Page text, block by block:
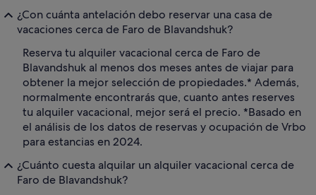
¿Con cuánta antelación debo reservar una casa de
vacaciones cerca de Faro de Blavandshuk?
Reserva tu alquiler vacacional cerca de Faro de
Blavandshuk al menos dos meses antes de viajar para
obtener la mejor selección de propiedades.* Además,
normalmente encontrarás que, cuanto antes reserves
tu alquiler vacacional, mejor será el precio. *Basado en
el análisis de los datos de reservas y ocupación de Vrbo
para estancias en 2024.
¿Cuánto cuesta alquilar un alquiler vacacional cerca de
Faro de Blavandshuk?